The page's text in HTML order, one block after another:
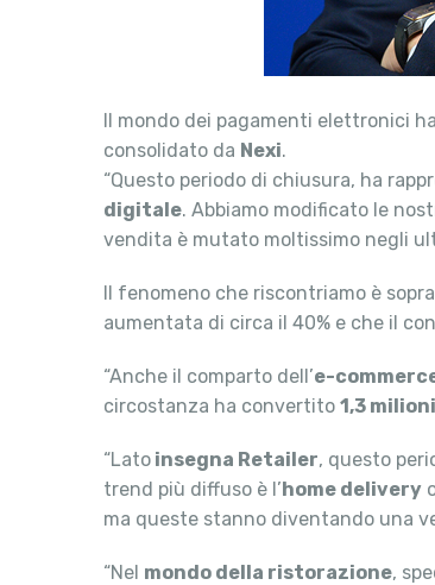
Il mondo dei pagamenti elettronici
consolidato da Nexi.
“Questo periodo di chiusura, ha
digitale. Abbiamo modificato le
vendita è mutato moltissimo negli
Il fenomeno che riscontriamo è
aumentata di circa il 40% e che il
“Anche il comparto dell’e-
circostanza ha convertito 1,3
“Lato insegna Retailer, questo
trend più diffuso è l’home delivery
ma queste stanno diventando una
“Nel mondo della ristorazione,